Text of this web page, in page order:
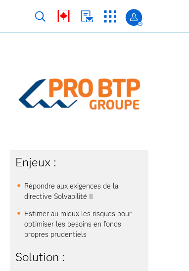
Enjeux :
Répondre aux exigences de la
directive Solvabilité II
Estimer au mieux les risques pour
optimiser les besoins en fonds
propres prudentiels
Solution :